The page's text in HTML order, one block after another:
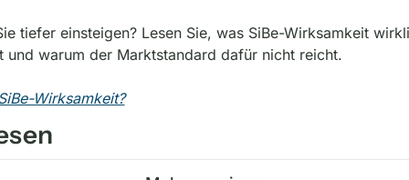
tiefer einsteigen? Lesen Sie, was SiBe-Wirksamkeit
und warum der Marktstandard dafür nicht reicht.
Wirksamkeit?